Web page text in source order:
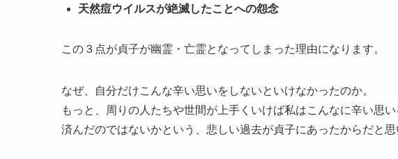
天然痘ウイルスが絶滅したことへの怨念
この３点が貞子が幽霊・亡霊となってしまった理由になります。
なぜ、自分だけこんな辛い思いをしないといけなかったのか。
もっと、周りの人たちや世間が上手くいけば私はこんなに辛い思
済んだのではないかという、悲しい過去が貞子にあったからだと思